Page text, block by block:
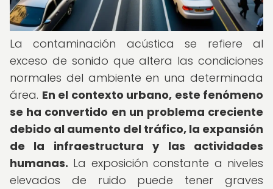
La contaminación acústica se refiere al
exceso de sonido que altera las condiciones
normales del ambiente en una determinada
área. En el contexto urbano, este fenómeno
se ha convertido en un problema creciente
debido al aumento del tráfico, la expansión
de la infraestructura y las actividades
humanas. La exposición constante a niveles
elevados de ruido puede tener graves